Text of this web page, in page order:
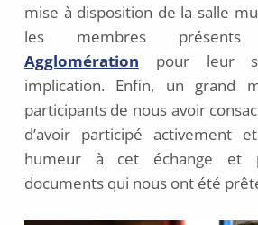
mise à disposition de la salle
les membres
Agglomération pour leur
implication. Enfin, un grand
participants de nous avoir
d’avoir participé activement
humeur à cet échange et
documents qui nous ont été